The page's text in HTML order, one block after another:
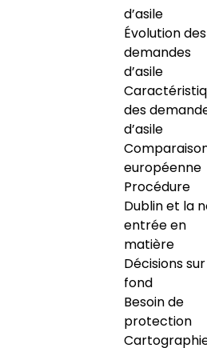
d’asile
Évolution des
demandes
d’asile
des
d’asile
européenne
Procédure
Dublin et la
entrée en
matière
Décisions
fond
Besoin de
protection